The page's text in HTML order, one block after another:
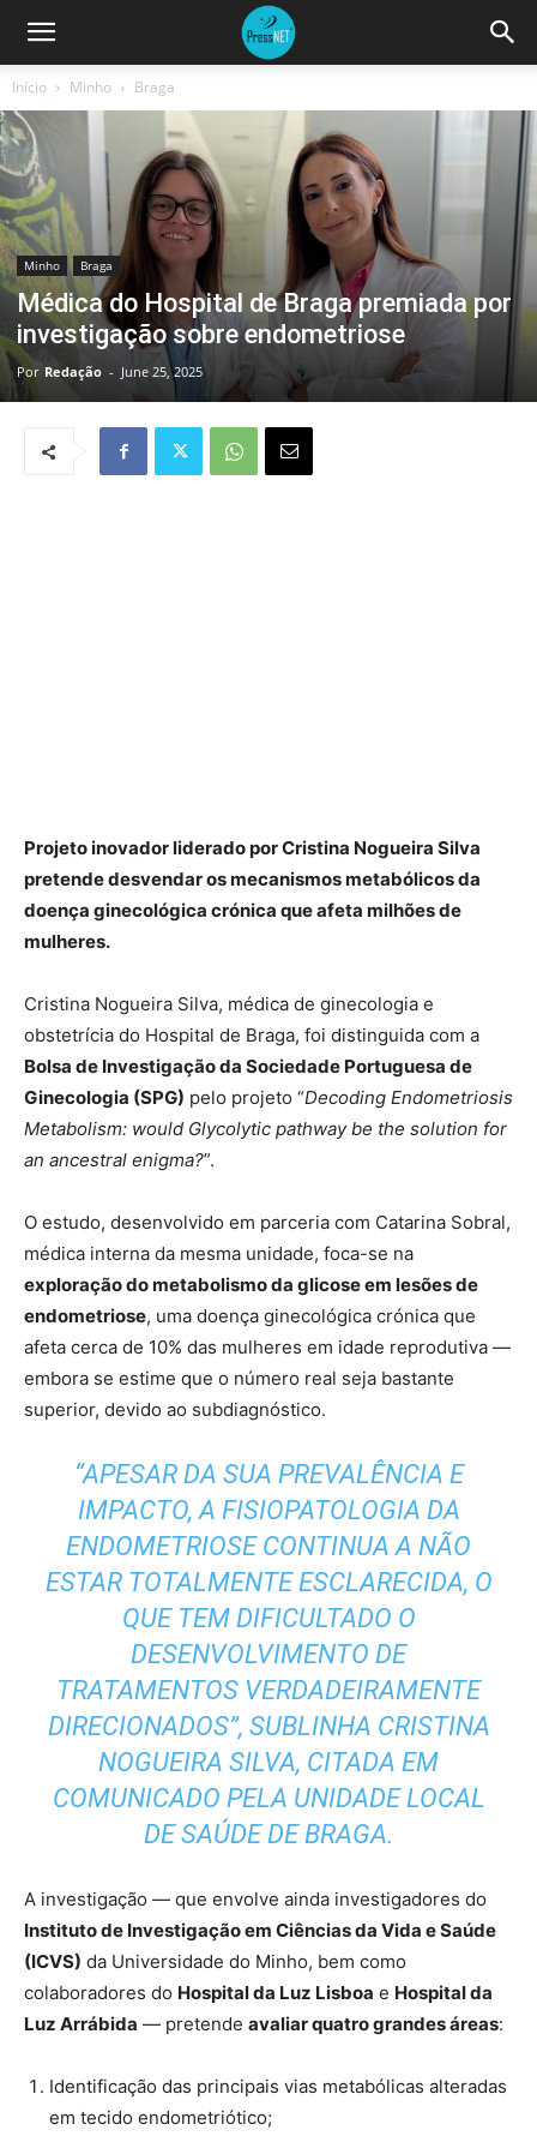
Início Minho Braga
Minho Braga
Médica do Hospital de Braga premiada por
investigação sobre endometriose
Por Redação - June 25, 2025
Projeto inovador liderado por Cristina Nogueira Silva
pretende desvendar os mecanismos metabólicos da
doença ginecológica crónica que afeta milhões de
mulheres.
Cristina Nogueira Silva, médica de ginecologia e
obstetrícia do Hospital de Braga, foi distinguida com a
Bolsa de Investigação da Sociedade Portuguesa de
Ginecologia (SPG) pelo projeto “Decoding Endometriosis
Metabolism: would Glycolytic pathway be the solution for
an ancestral enigma?”.
O estudo, desenvolvido em parceria com Catarina Sobral,
médica interna da mesma unidade, foca-se na
exploração do metabolismo da glicose em lesões de
endometriose, uma doença ginecológica crónica que
afeta cerca de 10% das mulheres em idade reprodutiva —
embora se estime que o número real seja bastante
superior, devido ao subdiagnóstico.
“APESAR DA SUA PREVALÊNCIA E
IMPACTO, A FISIOPATOLOGIA DA
ENDOMETRIOSE CONTINUA A NÃO
ESTAR TOTALMENTE ESCLARECIDA, O
QUE TEM DIFICULTADO O
DESENVOLVIMENTO DE
TRATAMENTOS VERDADEIRAMENTE
DIRECIONADOS”, SUBLINHA CRISTINA
NOGUEIRA SILVA, CITADA EM
COMUNICADO PELA UNIDADE LOCAL
DE SAÚDE DE BRAGA.
A investigação — que envolve ainda investigadores do
Instituto de Investigação em Ciências da Vida e Saúde
(ICVS) da Universidade do Minho, bem como
colaboradores do Hospital da Luz Lisboa e Hospital da
Luz Arrábida — pretende avaliar quatro grandes áreas:
Identificação das principais vias metabólicas alteradas
em tecido endometriótico;